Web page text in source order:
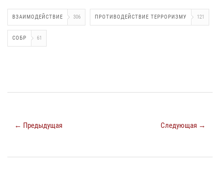
ВЗАИМОДЕЙСТВИЕ 306 ПРОТИВОДЕЙСТВИЕ ТЕРРОРИЗМУ 121
СОБР 61
← Предыдущая Следующая →